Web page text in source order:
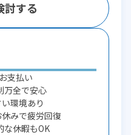
支払い
万全で安心
環境あり
みで疲労回復
休暇もOK